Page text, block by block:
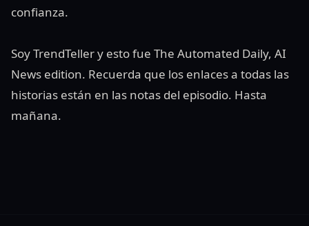
confianza.
Soy TrendTeller y esto fue The Automated Daily, AI
News edition. Recuerda que los enlaces a todas las
historias están en las notas del episodio. Hasta
mañana.